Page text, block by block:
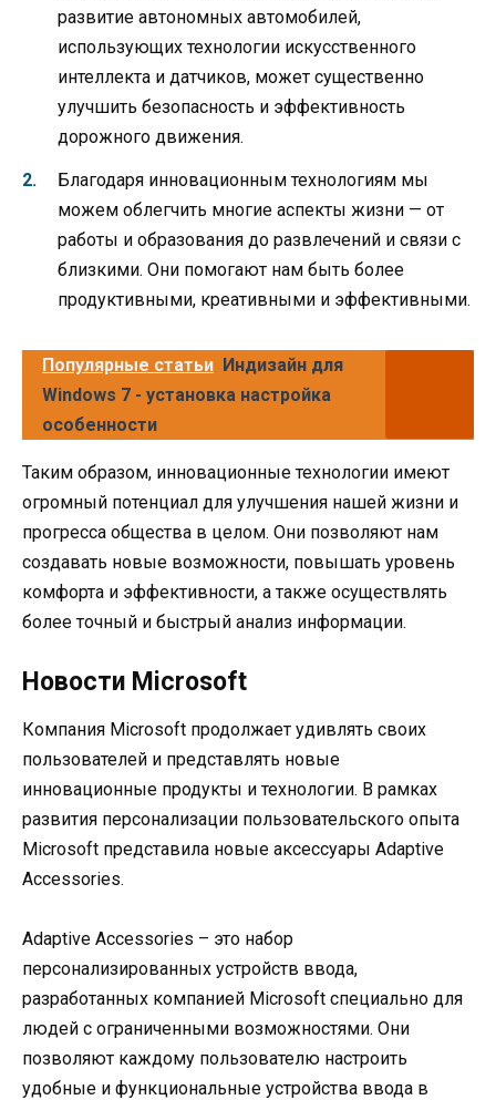
развитие автономных автомобилей,
использующих технологии искусственного
интеллекта и датчиков, может существенно
улучшить безопасность и эффективность
дорожного движения.
Благодаря инновационным технологиям мы
можем облегчить многие аспекты жизни — от
работы и образования до развлечений и связи с
близкими. Они помогают нам быть более
продуктивными, креативными и эффективными.
Популярные статьи Индизайн для
Windows 7 - установка настройка
особенности
Таким образом, инновационные технологии имеют
огромный потенциал для улучшения нашей жизни и
прогресса общества в целом. Они позволяют нам
создавать новые возможности, повышать уровень
комфорта и эффективности, а также осуществлять
более точный и быстрый анализ информации.
Новости Microsoft
Компания Microsoft продолжает удивлять своих
пользователей и представлять новые
инновационные продукты и технологии. В рамках
развития персонализации пользовательского опыта
Microsoft представила новые аксессуары Adaptive
Accessories.
Adaptive Accessories – это набор
персонализированных устройств ввода,
разработанных компанией Microsoft специально для
людей с ограниченными возможностями. Они
позволяют каждому пользователю настроить
удобные и функциональные устройства ввода в